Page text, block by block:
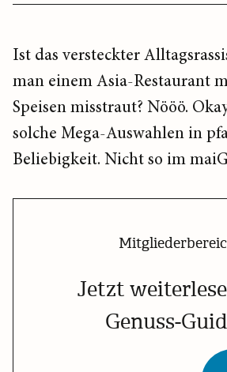
Ist das versteckter
man einem Asia-Restaurant
Speisen misstraut? Nööö.
solche Mega-Auswahlen in
Beliebigkeit. Nicht so im
Jetzt
Genuss-